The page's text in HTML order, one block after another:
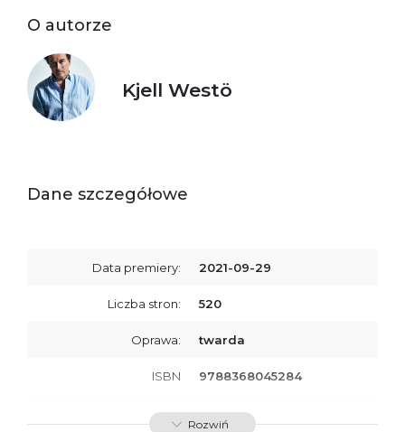
O autorze
Kjell Westö
Dane szczegółowe
Data premiery: 2021-09-29
Liczba stron: 520
Oprawa: twarda
ISBN 9788368045284
SKU: K800664
Rozwiń